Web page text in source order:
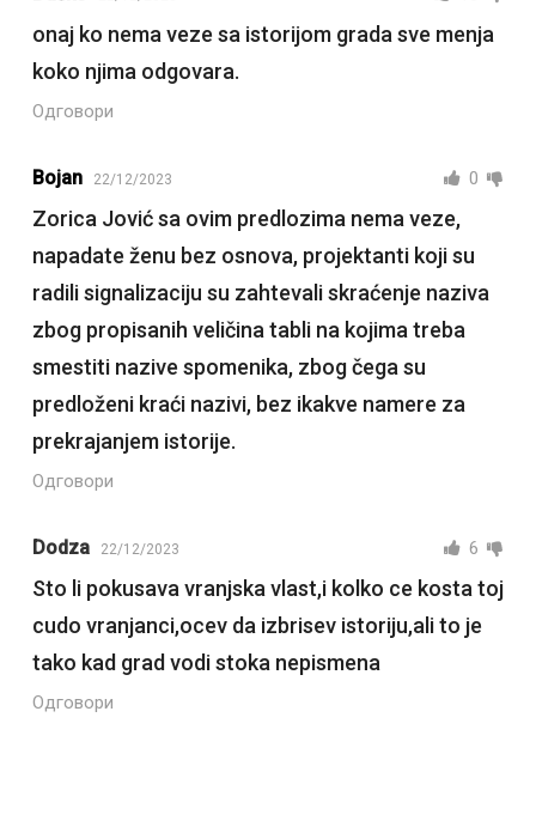
onaj ko nema veze sa istorijom grada sve menja
koko njima odgovara.
Одговори
Bojan 22/12/2023 0
Zorica Jović sa ovim predlozima nema veze,
napadate ženu bez osnova, projektanti koji su
radili signalizaciju su zahtevali skraćenje naziva
zbog propisanih veličina tabli na kojima treba
smestiti nazive spomenika, zbog čega su
predloženi kraći nazivi, bez ikakve namere za
prekrajanjem istorije.
Одговори
Dodza 22/12/2023 6
Sto li pokusava vranjska vlast,i kolko ce kosta toj
cudo vranjanci,ocev da izbrisev istoriju,ali to je
tako kad grad vodi stoka nepismena
Одговори